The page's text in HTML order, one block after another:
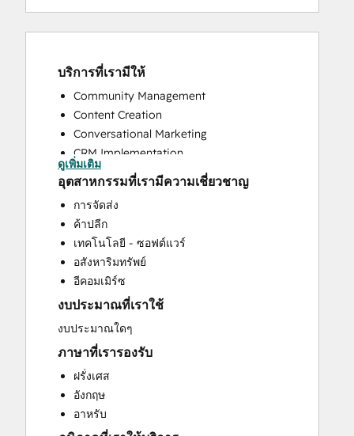
บริการที่เรามีให้
Community Management
Content Creation
Conversational Marketing
CRM Implementation
CRM Migration
Custom API Integrations
Customer Marketing
Email Marketing
Full Inbound Marketing Services
Help Desk Implementation
Paid Advertising
Sales and Marketing Alignment
Sales Enablement
Social Media
Website Design
Website Development
Website Migration
ดูเพิ่มเติม
อุตสาหกรรมที่เรามีความเชี่ยวชาญ
การจัดส่ง
ค้าปลีก
เทคโนโลยี - ซอฟต์แวร์
อสังหาริมทรัพย์
อีคอมเมิร์ซ
งบประมาณที่เราใช้
งบประมาณใดๆ
ภาษาที่เรารองรับ
ฝรั่งเศส
อังกฤษ
อาหรับ